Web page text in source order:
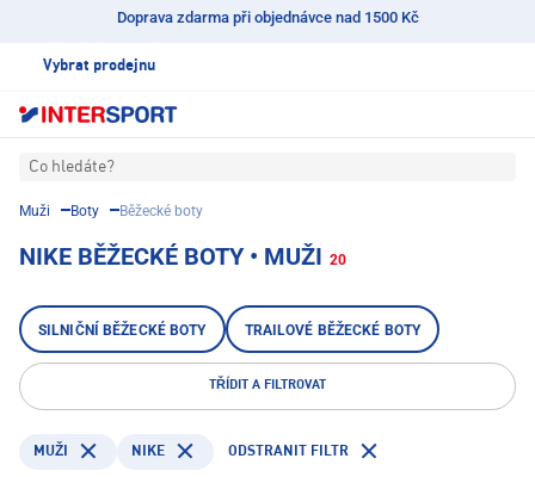
Doprava zdarma při objednávce nad 1500 Kč
Vybrat prodejnu
Co hledáte?
Muži Boty Běžecké boty
NIKE BĚŽECKÉ BOTY • MUŽI 20
SILNIČNÍ BĚŽECKÉ BOTY TRAILOVÉ BĚŽECKÉ BOTY
TŘÍDIT A FILTROVAT
MUŽI NIKE ODSTRANIT FILTR